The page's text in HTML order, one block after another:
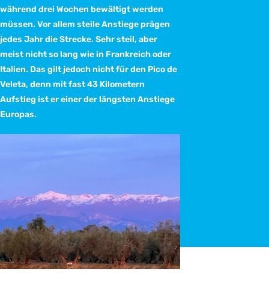
während drei Wochen bewältigt werden
müssen. Vor allem steile Anstiege prägen
jedes Jahr die Strecke. Sehr steil, aber
meist nicht so lang wie in Frankreich oder
Italien. Das gilt jedoch nicht für den Pico de
Veleta, denn mit fast 43 Kilometern
Aufstieg ist er einer der längsten Anstiege
Europas.